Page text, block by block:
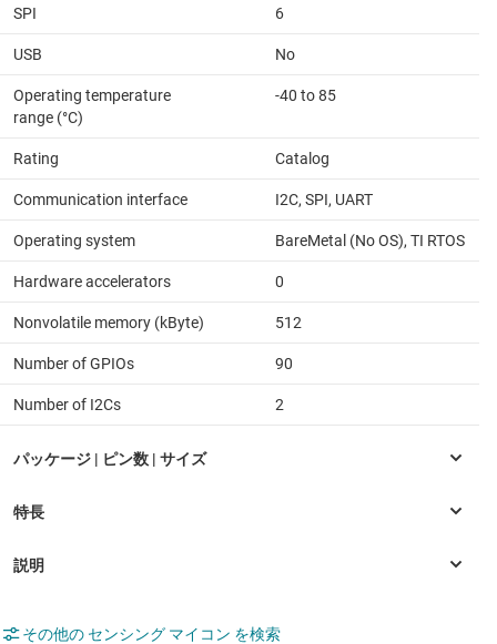
SPI 6
USB No
Operating temperature
range (°C)
-40 to 85
Rating Catalog
Communication interface I2C, SPI, UART
Operating system BareMetal (No OS), TI RTOS
Hardware accelerators 0
Nonvolatile memory (kByte) 512
Number of GPIOs 90
Number of I2Cs 2
その他の センシング マイコン を検索